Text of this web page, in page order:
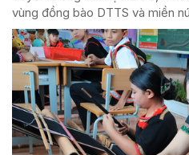
vùng đồng bào DTTS và miền